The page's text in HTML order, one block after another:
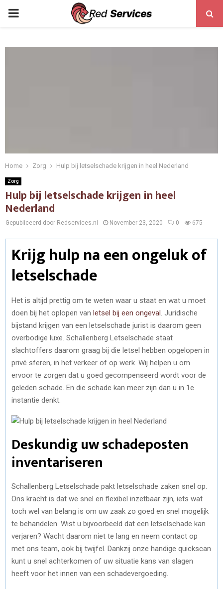
PRIMARY
Home Zorg Hulp bij letselschade krijgen in heel Nederland
Zorg
Hulp bij letselschade krijgen in heel
Nederland
Gepubliceerd door Redservices.nl November 23, 2020 0 675
Krijg hulp na een ongeluk of
letselschade
Het is altijd prettig om te weten waar u staat en wat u moet
doen bij het oplopen van letsel bij een ongeval . Juridische
bijstand krijgen van een letselschade jurist is daarom geen
overbodige luxe. Schallenberg Letselschade staat
slachtoffers daarom graag bij die letsel hebben opgelopen in
privé sferen, in het verkeer of op werk. Wij helpen u om
ervoor te zorgen dat u goed gecompenseerd wordt voor de
geleden schade. En die schade kan meer zijn dan u in 1e
instantie denkt.
Deskundig uw schadeposten
inventariseren
Schallenberg Letselschade pakt letselschade zaken snel op.
Ons kracht is dat we snel en flexibel inzetbaar zijn, iets wat
toch wel van belang is om uw zaak zo goed en snel mogelijk
te behandelen. Wist u bijvoorbeeld dat een letselschade kan
verjaren? Wacht daarom niet te lang en neem contact op
met ons team, ook bij twijfel. Dankzij onze handige quickscan
kunt u snel achterkomen of uw situatie kans van slagen
heeft voor het innen van een schadevergoeding.